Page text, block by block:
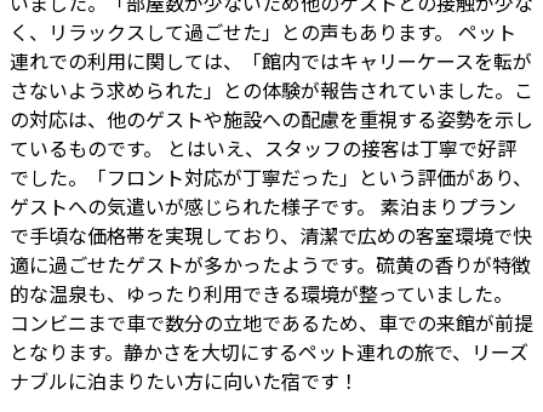
く、リラックスして過ごせた」との声もあります。 ペット
連れでの利用に関しては、「館内ではキャリーケースを転が
さないよう求められた」との体験が報告されていました。こ
の対応は、他のゲストや施設への配慮を重視する姿勢を示し
ているものです。 とはいえ、スタッフの接客は丁寧で好評
でした。「フロント対応が丁寧だった」という評価があり、
ゲストへの気遣いが感じられた様子です。 素泊まりプラン
で手頃な価格帯を実現しており、清潔で広めの客室環境で快
適に過ごせたゲストが多かったようです。硫黄の香りが特徴
的な温泉も、ゆったり利用できる環境が整っていました。
コンビニまで車で数分の立地であるため、車での来館が前提
となります。静かさを大切にするペット連れの旅で、リーズ
ナブルに泊まりたい方に向いた宿です！